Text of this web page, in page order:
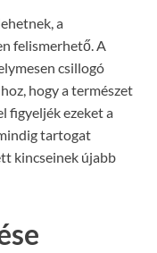
a
felismerhető. A
csillogó
hogy a természet
figyeljék ezeket a
tartogat
kincseinek újabb